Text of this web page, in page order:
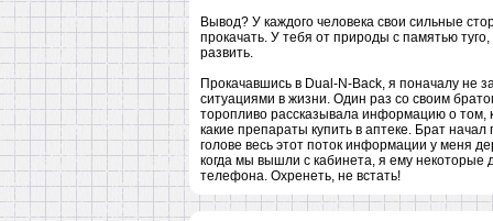
Вывод? У каждого человека свои сильные
прокачать. У тебя от природы с памятью
развить.
Прокачавшись в Dual-N-Back, я поначалу не
ситуациями в жизни. Один раз со своим
торопливо рассказывала информацию о том,
какие препараты купить в аптеке. Брат
голове весь этот поток информации у меня
когда мы вышли с кабинета, я ему некоторые
телефона. Охренеть, не встать!